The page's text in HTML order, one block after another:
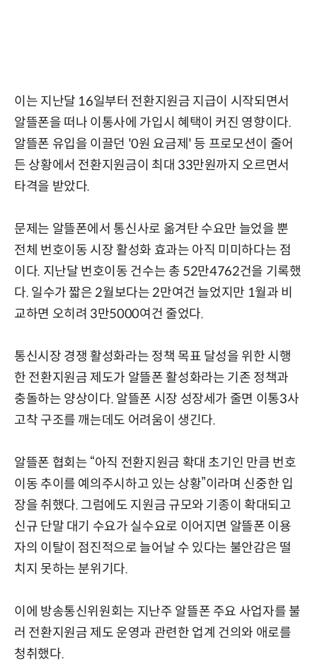
이는 지난달 16일부터 전환지원금 지급이 시작되면서
알뜰폰을 떠나 이통사에 가입시 혜택이 커진 영향이다.
알뜰폰 유입을 이끌던 '0원 요금제' 등 프로모션이 줄어
든 상황에서 전환지원금이 최대 33만원까지 오르면서
타격을 받았다.
문제는 알뜰폰에서 통신사로 옮겨탄 수요만 늘었을 뿐
전체 번호이동 시장 활성화 효과는 아직 미미하다는 점
이다. 지난달 번호이동 건수는 총 52만4762건을 기록했
다. 일수가 짧은 2월보다는 2만여건 늘었지만 1월과 비
교하면 오히려 3만5000여건 줄었다.
통신시장 경쟁 활성화라는 정책 목표 달성을 위한 시행
한 전환지원금 제도가 알뜰폰 활성화라는 기존 정책과
충돌하는 양상이다. 알뜰폰 시장 성장세가 줄면 이통3사
고착 구조를 깨는데도 어려움이 생긴다.
알뜰폰 협회는 “아직 전환지원금 확대 초기인 만큼 번호
이동 추이를 예의주시하고 있는 상황”이라며 신중한 입
장을 취했다. 그럼에도 지원금 규모와 기종이 확대되고
신규 단말 대기 수요가 실수요로 이어지면 알뜰폰 이용
자의 이탈이 점진적으로 늘어날 수 있다는 불안감은 떨
치지 못하는 분위기다.
이에 방송통신위원회는 지난주 알뜰폰 주요 사업자를 불
러 전환지원금 제도 운영과 관련한 업계 건의와 애로를
청취했다.